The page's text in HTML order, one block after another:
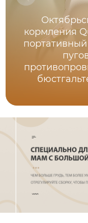
кормления